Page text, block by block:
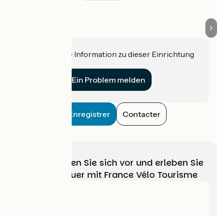
Haben Sie eine Information zu dieser Einrichtung
Ein Problem melden
Enregistrer Contacter
Wählen, bereiten Sie sich vor und erleben Sie
Ihr Radabenteuer mit France Vélo Tourisme